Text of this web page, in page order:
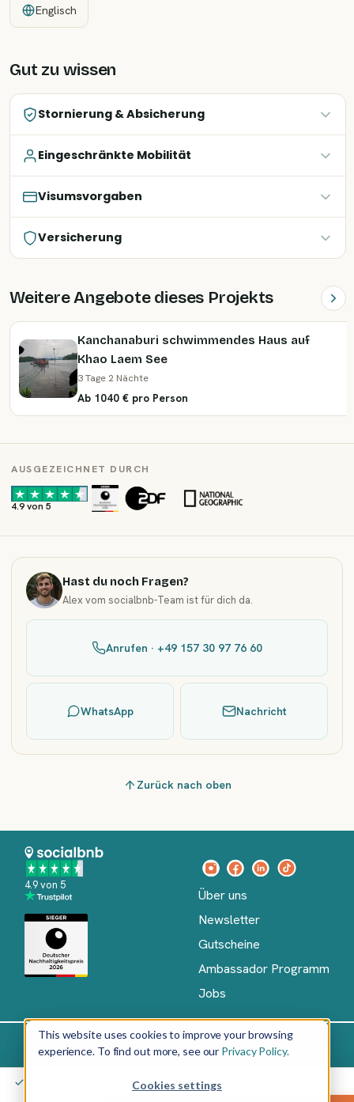
This website uses cookies to improve your browsing
experience. To find out more, see our Privacy Policy.
Cookies settings
Englisch
Gut zu wissen
Stornierung & Absicherung
Eingeschränkte Mobilität
Visumsvorgaben
Versicherung
Weitere Angebote dieses Projekts
Kanchanaburi schwimmendes Haus auf
Khao Laem See
3 Tage 2 Nächte
Ab 1040 € pro Person
Du zahlst noch nichts – erst nach deiner Bestätigung
AUSGEZEICHNET DURCH
4.9 von 5
· ·
Hast du noch Fragen?
Alex vom socialbnb-Team ist für dich da.
Anrufen · +49 157 30 97 76 60
WhatsApp Nachricht
Zurück nach oben
4.9 von 5
Über uns
Newsletter
Gutscheine
Ambassador Programm
Jobs
Deutsch ImpressumAGBDatenschutz